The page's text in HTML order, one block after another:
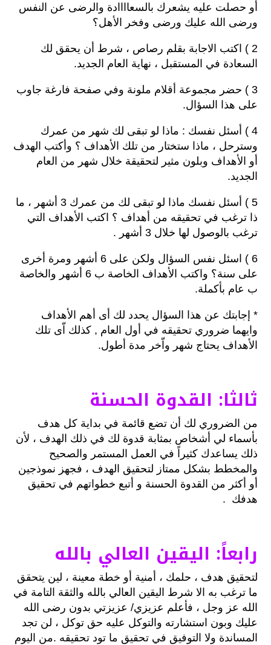
أو حصلت عليه يشعرك بالسعاااادة والرضى عن النفس
ورضى الله عليك ورضى وفخر الأهل؟
2 ) اكتب الاجابة بقلم رصاص ، شرط أن يحقق لك
السعادة في المستقبل ، نهاية العام الجديد.
3 ) حضر مجموعة أقلام ملونة وفي صفحة فارغة جاوب
على هذا السؤال.
4 ) أسئل نفسك : ماذا لو تبقى لك شهر من عمرك
وسترحل ، ماذا ستختار من تلك الأهداف ؟ وأكتب الهدف
أو الأهداف وبلون مثير لتحقيقة خلال شهر من العام
الجديد.
5 ) أسئل نفسك ماذا لو تبقى لك من عمرك 3 أشهر ، ما
ذا ترغب في تحقيقه من أهداف ؟ اكتب الأهداف التي
ترغب بالوصول لها خلال 3 أشهر .
6 ) اسئل نفس السؤال ولكن على 6 أشهر ومرة أخرى
على سنة؟ واكتب الأهداف الخاصة ب 6 أشهر والخاصة
ب عام بأكملة.
* إجابتك عن هذا السؤال يحدد لك أى أهم الأهداف
وايهما ضروري تحقيقه في أول العام , كذلك اّى تلك
الأهداف يحتاج شهر واّخر مدة أطول.
ثالثا: القدوة الحسنة
من الضروري لك أن تضع قائمة في بداية كل هدف
بأسماء لي أشخاص بمثابة قدوة لك في ذلك الهدف ، لأن
ذلك يساعدك كثيراً في العمل المستمر والصحيح
والمخطط بشكل ممتاز لتحقيق الهدف ، فجهز نموذجين
أو أكثر من القدوة الحسنة و أتبع خطواتهم في تحقيق
هدفك .
رابعاً: اليقين العالي بالله
لتحقيق هدف ، حلمك ، أمنية أو خطة معينة ، لين يتحقق
ما ترغب به الا شرط اليقين العالي بالله والثقة التامة في
الله عز وجل ، فأعلم عزيزي/ عزيزتي بدون رضى الله
عليك وبون استشارته والتوكل عليه حق توكل ، لن تجد
المساندة ولا التوفيق في تحقيق ما تود تحقيقه .من اليوم